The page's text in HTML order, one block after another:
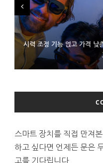
시력 조정 기능 얹고 가격 낮
D램 부족에 10억달러어치
300~400달러 반지
스마트 장치를 직접 만져
하고 싶다면 언제든 문은
고를 기다립니다.